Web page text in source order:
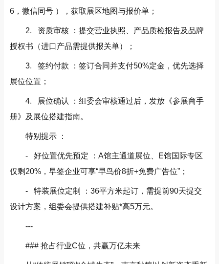
6，微信同号 ），获取展区地图与报价单；
2. 资质审核 ：提交营业执照、产品质检报告及品牌
授权书（进口产品需提供报关单）；
3. 签约付款 ：签订合同并支付50%定金，优先选择
展位位置；
4. 展位确认 ：组委会审核通过后，发放《参展商手
册》及展位搭建指南。
特别提示 ：
- 好位置优先预定 ：A馆主通道展位、E馆国际专区
仅剩20%，早签企业可享“早鸟价8折+免费广告位”；
- 特装展位定制 ：36平方米起订，需提前90天提交
设计方案，组委会提供搭建补贴*高5万元。
---
### 抢占行业C位，共赢万亿未来